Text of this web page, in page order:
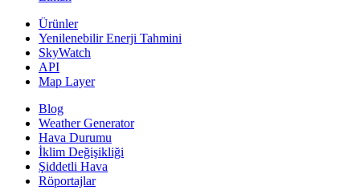
Ürünler
Yenilenebilir Enerji Tahmini
SkyWatch
API
Map Layer
Blog
Weather Generator
Hava Durumu
İklim Değişikliği
Şiddetli Hava
Röportajlar